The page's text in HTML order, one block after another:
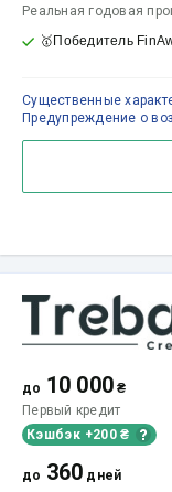
Реальная годовая
🥇Победитель
Существенные
Предупреждение о
до 10 000 ₴
Первый кредит
Кэшбэк +200 ₴
до 360 дней